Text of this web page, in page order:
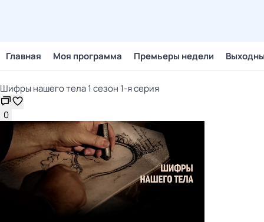
Главная Моя программа Премьеры недели
Шифры нашего тела 1 сезон 1-я серия
0